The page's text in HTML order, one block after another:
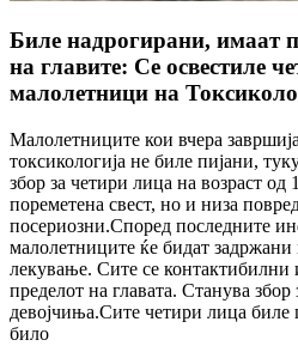
Биле надрогирани, имаат
на главите: Се освестиле
малолетници на
Малолетниците кои вчера
токсикологија не биле пијани,
збор за четири лица на возраст
пореметена свест, но и низа
посериозни.Според последните
малолетниците ќе бидат
лекување. Сите се контактибилни
пределот на главата. Станува
девојчиња.Сите четири лица
било